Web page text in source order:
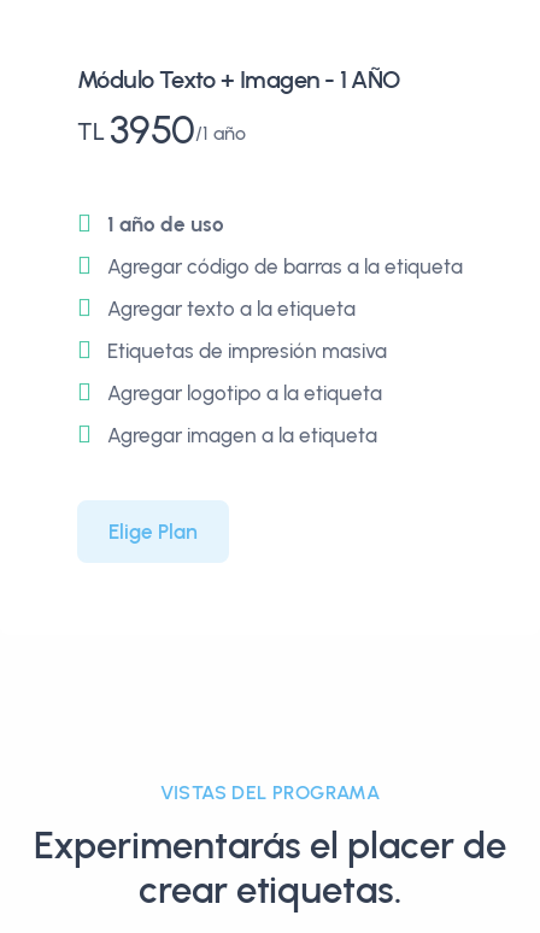
Módulo Texto + Imagen - 1 AÑO
TL 3950 1 año
1 año de uso
Agregar código de barras a la etiqueta
Agregar texto a la etiqueta
Etiquetas de impresión masiva
Agregar logotipo a la etiqueta
Agregar imagen a la etiqueta
Elige Plan
VISTAS DEL PROGRAMA
Experimentarás el placer de
crear etiquetas.